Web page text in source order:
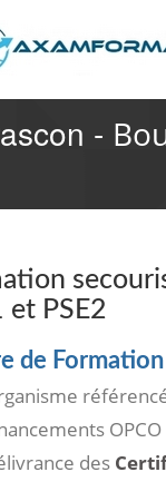
-
et PSE2
de Formation
des